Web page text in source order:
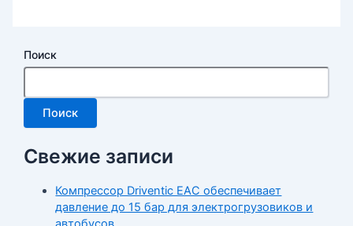
Поиск
Поиск
Свежие записи
Компрессор Driventic EAC обеспечивает
давление до 15 бар для электрогрузовиков и